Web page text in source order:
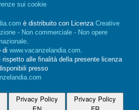
sui cookie
è distribuito con Licenza Creative
- Non commerciale - Non opere
di www.vacanzelandia.com
rispetto alle finalità della presente licenza
presso
Privacy Policy
Privacy Policy